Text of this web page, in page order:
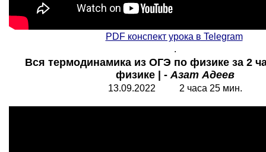
PDF конспект урока в Telegram
.
Вся термодинамика из ОГЭ по физике за 2
физике | -Азат Адеев
13.09.2022 2 часа 25 мин.